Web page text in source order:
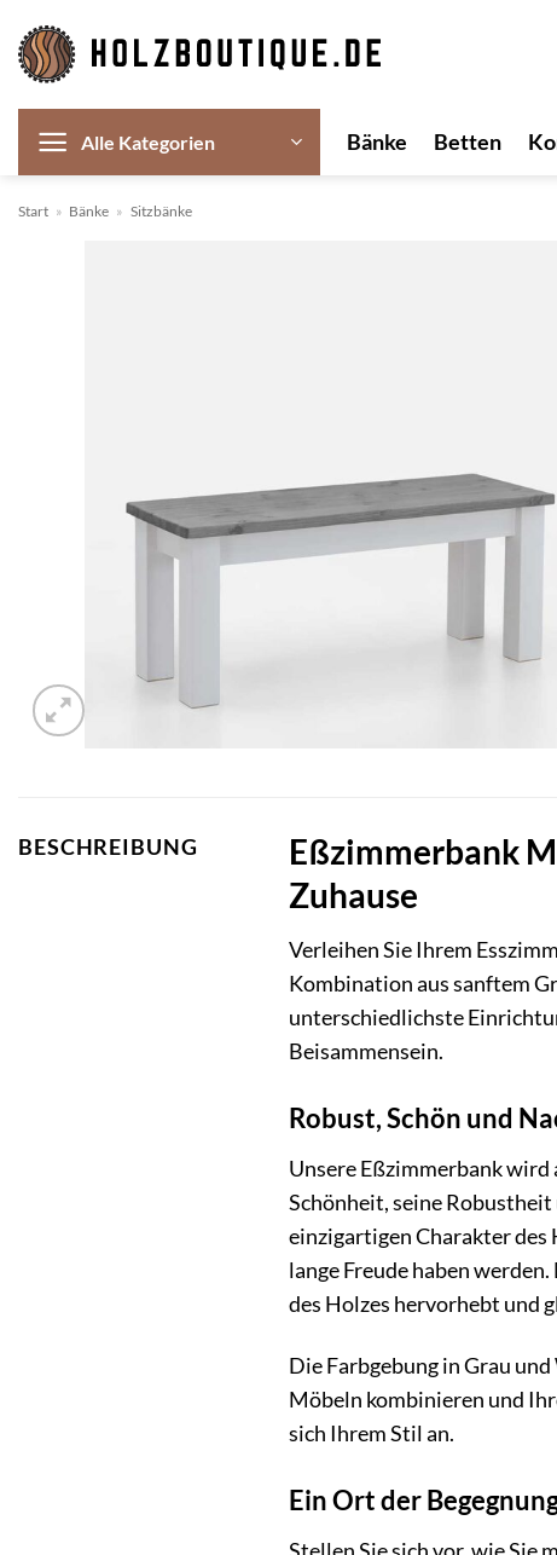
Inhalt
springen
Alle Kategorien Bänke Betten
Start » Bänke » Sitzbänke
BESCHREIBUNG
Eßzimmerbank
Zuhause
Verleihen Sie Ihrem
Kombination aus sanftem
unterschiedlichste
Beisammensein.
Robust, Schön und
Unsere Eßzimmerbank
Schönheit, seine
einzigartigen Charakter des
lange Freude haben
des Holzes hervorhebt und
Die Farbgebung in Grau
Möbeln kombinieren und
sich Ihrem Stil an.
Ein Ort der